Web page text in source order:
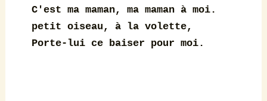
C'est ma maman, ma maman à moi.
petit oiseau, à la volette,